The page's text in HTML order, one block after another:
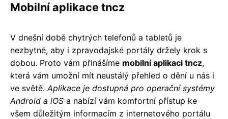
Mobilní aplikace tncz
V dnešní době chytrých telefonů a tabletů je
nezbytné, aby i zpravodajské portály držely krok s
dobou. Proto vám přinášíme mobilní aplikaci tncz,
která vám umožní mít neustálý přehled o dění u nás i
ve světě.Aplikace je dostupná pro operační systémy
Android a iOS a nabízí vám komfortní přístup ke
všem důležitým informacím z internetového portálu